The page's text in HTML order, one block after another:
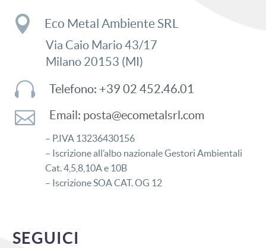
Eco Metal Ambiente SRL
Via Caio Mario 43/17
Milano 20153 (MI)
Telefono: +39 02 452.46.01
Email: posta@ecometalsrl.com
– P.IVA 13236430156
– Iscrizione all’albo nazionale Gestori Ambientali
Cat. 4,5,8,10A e 10B
– Iscrizione SOA CAT. OG 12
SEGUICI